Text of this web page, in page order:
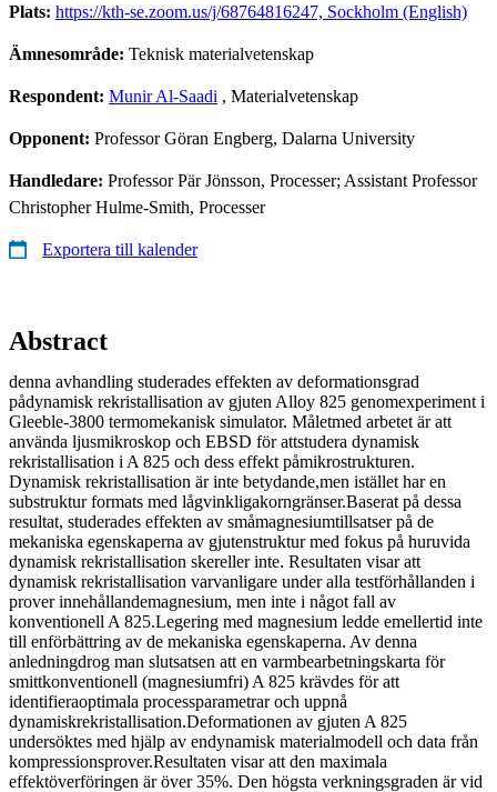
Plats: https://kth-se.zoom.us/j/68764816247, Sockholm (English)
Ämnesområde: Teknisk materialvetenskap
Respondent: Munir Al-Saadi , Materialvetenskap
Opponent: Professor Göran Engberg, Dalarna University
Handledare: Professor Pär Jönsson, Processer; Assistant Professor
Christopher Hulme-Smith, Processer
Exportera till kalender
Abstract
denna avhandling studerades effekten av deformationsgrad
pådynamisk rekristallisation av gjuten Alloy 825 genomexperiment i
Gleeble-3800 termomekanisk simulator. Måletmed arbetet är att
använda ljusmikroskop och EBSD för attstudera dynamisk
rekristallisation i A 825 och dess effekt påmikrostrukturen.
Dynamisk rekristallisation är inte betydande,men istället har en
substruktur formats med lågvinkligakorngränser.Baserat på dessa
resultat, studerades effekten av småmagnesiumtillsatser på de
mekaniska egenskaperna av gjutenstruktur med fokus på huruvida
dynamisk rekristallisation skereller inte. Resultaten visar att
dynamisk rekristallisation varvanligare under alla testförhållanden i
prover innehållandemagnesium, men inte i något fall av
konventionell A 825.Legering med magnesium ledde emellertid inte
till enförbättring av de mekaniska egenskaperna. Av denna
anledningdrog man slutsatsen att en varmbearbetningskarta för
smittkonventionell (magnesiumfri) A 825 krävdes för att
identifieraoptimala processparametrar och uppnå
dynamiskrekristallisation.Deformationen av gjuten A 825
undersöktes med hjälp av endynamisk materialmodell och data från
kompressionsprover.Resultaten visar att den maximala
effektöverföringen är över 35%. Den högsta verkningsgraden är vid